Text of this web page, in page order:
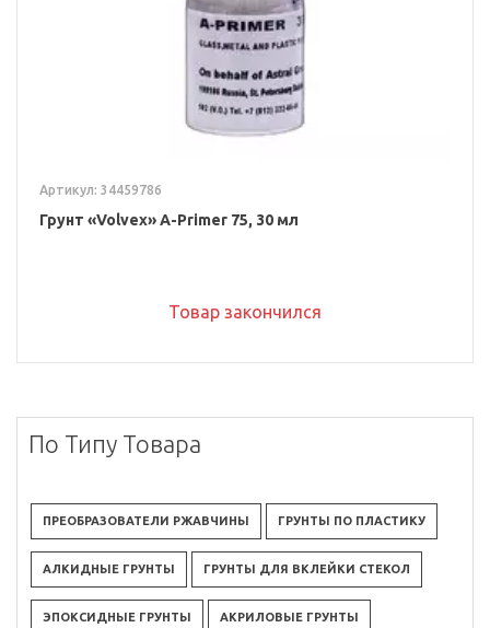
Артикул: 34459786
Грунт «Volvex» A-Primer 75, 30 мл
Товар закончился
По Типу Товара
ПРЕОБРАЗОВАТЕЛИ РЖАВЧИНЫ ГРУНТЫ ПО ПЛАСТИКУ
АЛКИДНЫЕ ГРУНТЫ ГРУНТЫ ДЛЯ ВКЛЕЙКИ СТЕКОЛ
ЭПОКСИДНЫЕ ГРУНТЫ АКРИЛОВЫЕ ГРУНТЫ